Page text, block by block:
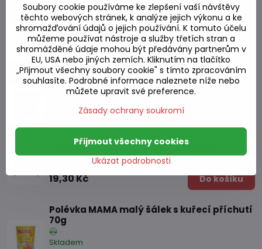
Polévka MAMA s kuřecí příchutí 55g
Skladem
16,03 Kč Do košíku
Polévka MAMA s kuřecí příchutí 90g
Skladem
Polévka MAMA nudle Jen Ta Fo 50g
Skladem
19,30 Kč Do košíku
Polévka MAMA malý šálek s kuřecí příchutí
70g
Skladem
Soubory cookie používáme ke zlepšení vaší návštěvy
těchto webových stránek, k analýze jejich výkonu a ke
shromažďování údajů o jejich používání. K tomuto účelu
můžeme používat nástroje a služby třetích stran a
shromážděné údaje mohou být předávány partnerům v
EU, USA nebo jiných zemích. Kliknutím na tlačítko
„Přijmout všechny soubory cookie" s tímto zpracováním
souhlasíte. Podrobné informace naleznete níže nebo
můžete upravit své preference.
Zásady ochrany soukromí
Ukázat podrobnosti
Přijmout všechny cookies